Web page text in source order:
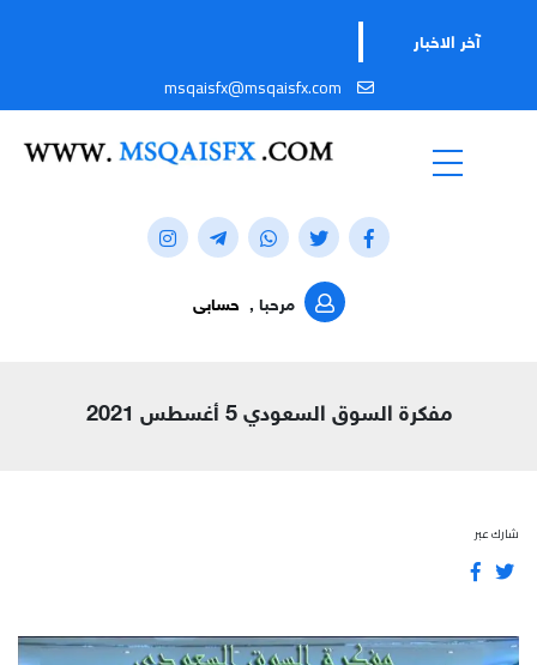
آخر الاخبار
msqaisfx@msqaisfx.com
مرحبا , حسابى
مفكرة السوق السعودي 5 أغسطس 2021
شارك عبر